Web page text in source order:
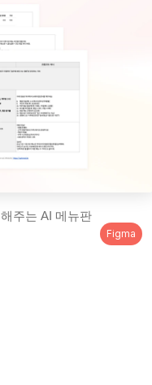
주는 AI 메뉴판
Figma